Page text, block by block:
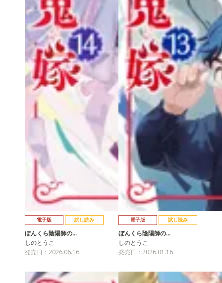
電子版 試し読み
ぼんくら陰陽師の…
しのとうこ
発売日：2026.06.16
電子版 試し読み
ぼんくら陰陽師の…
しのとうこ
発売日：2026.01.16